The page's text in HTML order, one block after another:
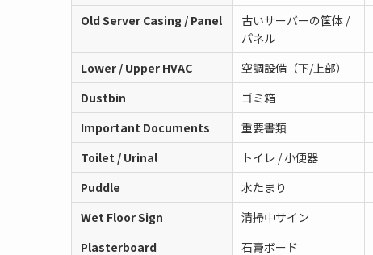
Old Server Casing / Panel
古いサーバーの筐体 /
パネル
Lower / Upper HVAC 空調設備（下/上部）
Dustbin
ゴミ箱
Important Documents
重要書類
Toilet / Urinal
トイレ / 小便器
Puddle
水たまり
Wet Floor Sign
清掃中サイン
Plasterboard
石膏ボード